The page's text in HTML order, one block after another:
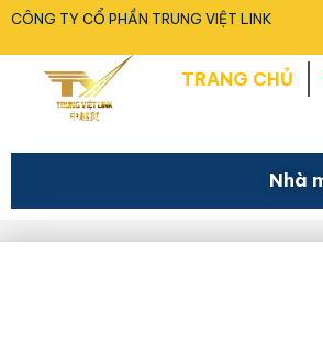
CÔNG TY CỔ PHẦN TRUNG VIỆT LINK
TRANG CHỦ
Nhà